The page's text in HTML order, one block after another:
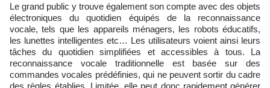
Le grand public y trouve également son compte avec des objets
électroniques du quotidien équipés de la reconnaissance
vocale, tels que les appareils ménagers, les robots éducatifs,
les lunettes intelligentes etc… Les utilisateurs voient ainsi leurs
tâches du quotidien simplifiées et accessibles à tous. La
reconnaissance vocale traditionnelle est basée sur des
commandes vocales prédéfinies, qui ne peuvent sortir du cadre
des règles établies. Limitée, elle peut donc rapidement générer